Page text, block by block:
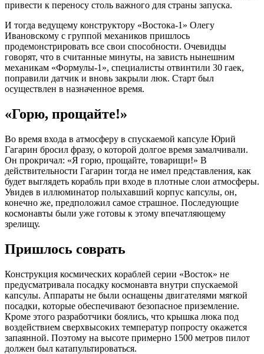
привести к переносу столь важного для страны запуска.
И тогда ведущему конструктору «Востока-1» Олегу
Ивановскому с группой механиков пришлось
продемонстрировать все свои способности. Очевидцы
говорят, что в считанные минуты, на зависть нынешним
механикам «Формулы-1», специалисты отвинтили 30 гаек,
поправили датчик и вновь закрыли люк. Старт был
осуществлен в назначенное время.
«Горю, прощайте!»
Во время входа в атмосферу в спускаемой капсуле Юрий
Гагарин бросил фразу, о которой долгое время замалчивали.
Он прокричал: «Я горю, прощайте, товарищи!» В
действительности Гагарин тогда не имел представления, как
будет выглядеть корабль при входе в плотные слои атмосферы.
Увидев в иллюминатор полыхавший корпус капсулы, он,
конечно же, предположил самое страшное. Последующие
космонавты были уже готовы к этому впечатляющему
зрелищу.
Пришлось соврать
Конструкция космических кораблей серии «Восток» не
предусматривала посадку космонавта внутри спускаемой
капсулы. Аппараты не были оснащены двигателями мягкой
посадки, которые обеспечивают безопасное приземление.
Кроме этого разработчики боялись, что крышка люка под
воздействием сверхвысоких температур попросту окажется
запаянной. Поэтому на высоте примерно 1500 метров пилот
должен был катапультироваться.